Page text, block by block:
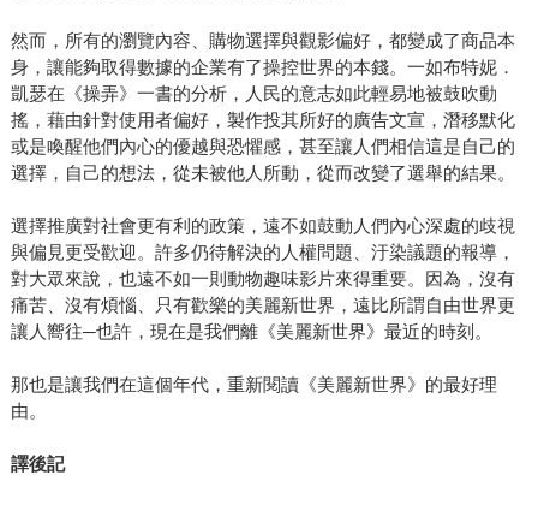
然而，所有的瀏覽內容、購物選擇與觀影偏好，都變成了商品本
身，讓能夠取得數據的企業有了操控世界的本錢。一如布特妮．
凱瑟在《操弄》一書的分析，人民的意志如此輕易地被鼓吹動
搖，藉由針對使用者偏好，製作投其所好的廣告文宣，潛移默化
或是喚醒他們內心的優越與恐懼感，甚至讓人們相信這是自己的
選擇，自己的想法，從未被他人所動，從而改變了選舉的結果。
選擇推廣對社會更有利的政策，遠不如鼓動人們內心深處的歧視
與偏見更受歡迎。許多仍待解決的人權問題、汙染議題的報導，
對大眾來說，也遠不如一則動物趣味影片來得重要。因為，沒有
痛苦、沒有煩惱、只有歡樂的美麗新世界，遠比所謂自由世界更
讓人嚮往─也許，現在是我們離《美麗新世界》最近的時刻。
那也是讓我們在這個年代，重新閱讀《美麗新世界》的最好理
由。
譯後記